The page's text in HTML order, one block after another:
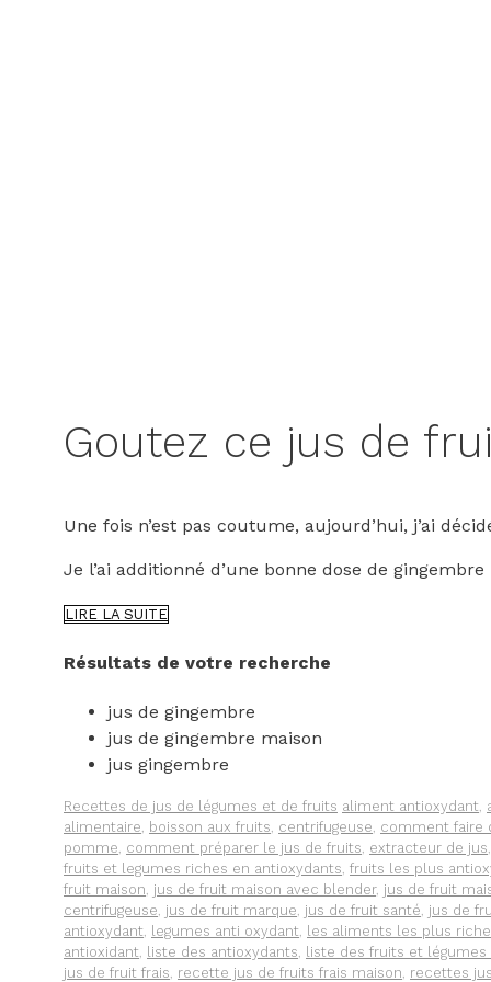
Goutez ce jus de
Une fois n’est pas coutume, aujourd’hui, j’ai
Je l’ai additionné d’une bonne dose de gingembre
LIRE LA SUITEUN
FRUIT
GINGEMBRE
Résultats de votre recherche
jus de gingembre
jus de gingembre maison
jus gingembre
Catégories
Recettes de jus de légumes et de fruits Étiquettes
aliment antioxydant,
alimentaire, boisson aux fruits, centrifugeuse, comment faire
pomme, comment préparer le jus de fruits, extracteur de jus,
fruits et legumes riches en antioxydants, fruits les plus
fruit maison, jus de fruit maison avec blender, jus de fruit
centrifugeuse, jus de fruit marque, jus de fruit santé, jus de
antioxydant, legumes anti oxydant, les aliments les plus
antioxidant, liste des antioxydants, liste des fruits et légumes
jus de fruit frais, recette jus de fruits frais maison, recettes